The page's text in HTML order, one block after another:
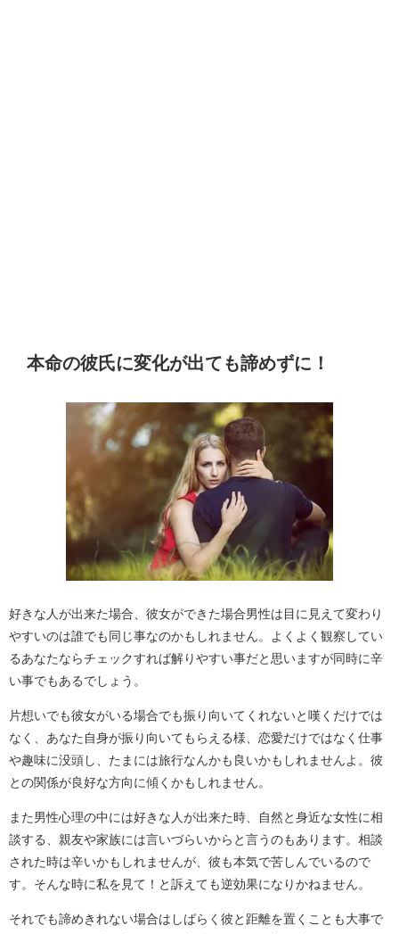
本命の彼氏に変化が出ても諦めずに！
好きな人が出来た場合、彼女ができた場合男性は目に見えて変わり
やすいのは誰でも同じ事なのかもしれません。よくよく観察してい
るあなたならチェックすれば解りやすい事だと思いますが同時に辛
い事でもあるでしょう。
片想いでも彼女がいる場合でも振り向いてくれないと嘆くだけでは
なく、あなた自身が振り向いてもらえる様、恋愛だけではなく仕事
や趣味に没頭し、たまには旅行なんかも良いかもしれませんよ。彼
との関係が良好な方向に傾くかもしれません。
また男性心理の中には好きな人が出来た時、自然と身近な女性に相
談する、親友や家族には言いづらいからと言うのもあります。相談
された時は辛いかもしれませんが、彼も本気で苦しんでいるので
す。そんな時に私を見て！と訴えても逆効果になりかねません。
それでも諦めきれない場合はしばらく彼と距離を置くことも大事で